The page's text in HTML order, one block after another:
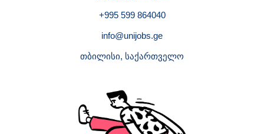
+995 599 864040
info@unijobs.ge
თბილისი, საქართველო